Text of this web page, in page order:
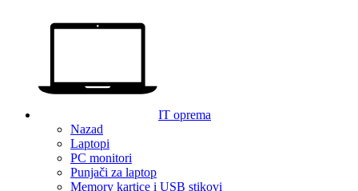
IT oprema
Nazad
Laptopi
PC monitori
Punjači za laptop
Memory kartice i USB stikovi